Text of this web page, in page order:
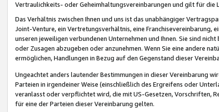
Vertraulichkeits- oder Geheimhaltungsvereinbarungen und gilt für die
Das Verhältnis zwischen Ihnen und uns ist das unabhängiger
Joint-Venture, ein Vertretungsverhältnis, eine Franchisevereinbarung,
unseren jeweiligen verbundenen Unternehmen und Ihnen. Sie sind
oder Zusagen abzugeben oder anzunehmen. Wenn Sie eine andere
ermöglichen, Handlungen in Bezug auf den Gegenstand dieser
Ungeachtet anders lautender Bestimmungen in dieser Vereinbarung
Parteien in irgendeiner Weise (einschließlich des Ergreifens oder
veranlasst oder verpflichtet wird, die mit US-Gesetzen, Vorschriften,
für eine der Parteien dieser Vereinbarung gelten.